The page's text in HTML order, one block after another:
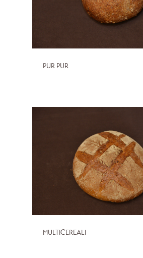
PUR PUR
MULTICEREALI